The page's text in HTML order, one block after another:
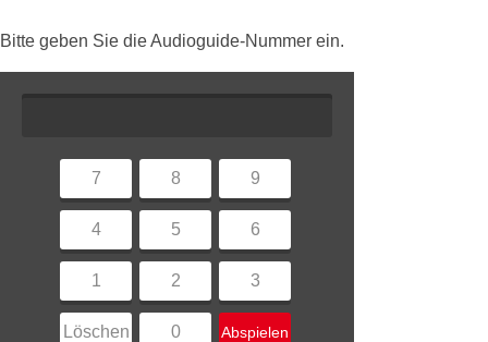
Bitte geben Sie die Audioguide-Nummer ein.
7 8 9
4 5 6
1 2 3
Löschen 0 Abspielen